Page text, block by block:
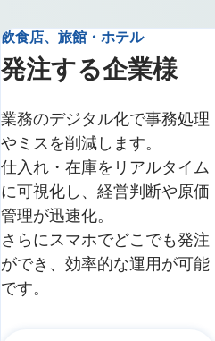
飲食店、旅館・ホテル
発注する企業様
業務のデジタル化で事務処理
やミスを削減します。
仕入れ・在庫をリアルタイム
に可視化し、経営判断や原価
管理が迅速化。
さらにスマホでどこでも発注
ができ、効率的な運用が可能
です。